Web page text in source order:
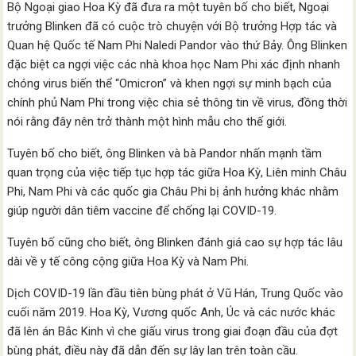
Bộ Ngoại giao Hoa Kỳ đã đưa ra một tuyên bố cho biết, Ngoại
trưởng Blinken đã có cuộc trò chuyện với Bộ trưởng Hợp tác và
Quan hệ Quốc tế Nam Phi Naledi Pandor vào thứ Bảy. Ông Blinken
đặc biệt ca ngợi việc các nhà khoa học Nam Phi xác định nhanh
chóng virus biến thể “Omicron” và khen ngợi sự minh bạch của
chính phủ Nam Phi trong việc chia sẻ thông tin về virus, đồng thời
nói rằng đây nên trở thành một hình mẫu cho thế giới.
Tuyên bố cho biết, ông Blinken và bà Pandor nhấn mạnh tầm
quan trọng của việc tiếp tục hợp tác giữa Hoa Kỳ, Liên minh Châu
Phi, Nam Phi và các quốc gia Châu Phi bị ảnh hưởng khác nhằm
giúp người dân tiêm vaccine để chống lại COVID-19.
Tuyên bố cũng cho biết, ông Blinken đánh giá cao sự hợp tác lâu
dài về y tế công cộng giữa Hoa Kỳ và Nam Phi.
Dịch COVID-19 lần đầu tiên bùng phát ở Vũ Hán, Trung Quốc vào
cuối năm 2019. Hoa Kỳ, Vương quốc Anh, Úc và các nước khác
đã lên án Bắc Kinh vì che giấu virus trong giai đoạn đầu của đợt
bùng phát, điều này đã dẫn đến sự lây lan trên toàn cầu.